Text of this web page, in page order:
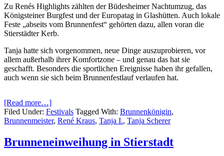
Zu Renés Highlights zählten der Büdesheimer Nachtumzug, das
Königsteiner Burgfest und der Europatag in Glashütten. Auch lokale
Feste „abseits vom Brunnenfest“ gehörten dazu, allen voran die
Stierstädter Kerb.
Tanja hatte sich vorgenommen, neue Dinge auszuprobieren, vor
allem außerhalb ihrer Komfortzone – und genau das hat sie
geschafft. Besonders die sportlichen Ereignisse haben ihr gefallen,
auch wenn sie sich beim Brunnenfestlauf verlaufen hat.
[Read more…]
Filed Under: Festivals Tagged With: Brunnenkönigin,
Brunnenmeister, René Kraus, Tanja I., Tanja Scherer
Brunneneinweihung in Stierstadt